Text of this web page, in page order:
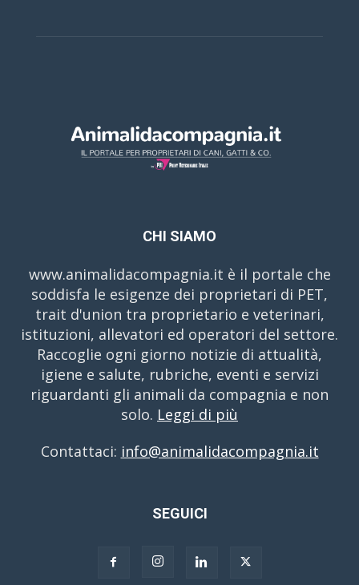
CHI SIAMO
www.animalidacompagnia.it è il portale che
soddisfa le esigenze dei proprietari di PET,
trait d'union tra proprietario e veterinari,
istituzioni, allevatori ed operatori del settore.
Raccoglie ogni giorno notizie di attualità,
igiene e salute, rubriche, eventi e servizi
riguardanti gli animali da compagnia e non
solo. Leggi di più
Contattaci: info@animalidacompagnia.it
SEGUICI